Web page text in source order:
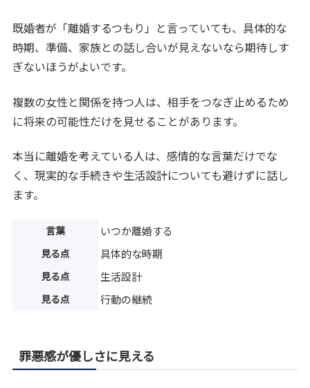
既婚者が「離婚するつもり」と言っていても、具体的な
時期、準備、家族との話し合いが見えないなら期待しす
ぎないほうがよいです。
複数の女性と関係を持つ人は、相手をつなぎ止めるため
に将来の可能性だけを見せることがあります。
本当に離婚を考えている人は、感情的な言葉だけでな
く、現実的な手続きや生活設計についても避けずに話し
ます。
言葉 いつか離婚する
見る点 具体的な時期
見る点 生活設計
見る点 行動の継続
罪悪感が優しさに見える